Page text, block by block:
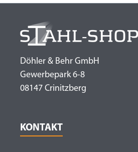
Döhler & Behr GmbH
Gewerbepark 6-8
08147 Crinitzberg
KONTAKT